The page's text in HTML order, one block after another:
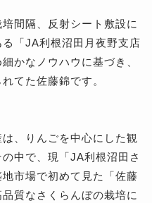
間隔、反射シート敷設に
「JA利根沼田月夜野支店
かなノウハウに基づき、
てた佐藤錦です。
、りんごを中心にした観
中で、現「JA利根沼田さ
市場で初めて見た「佐藤
質なさくらんぼの栽培に